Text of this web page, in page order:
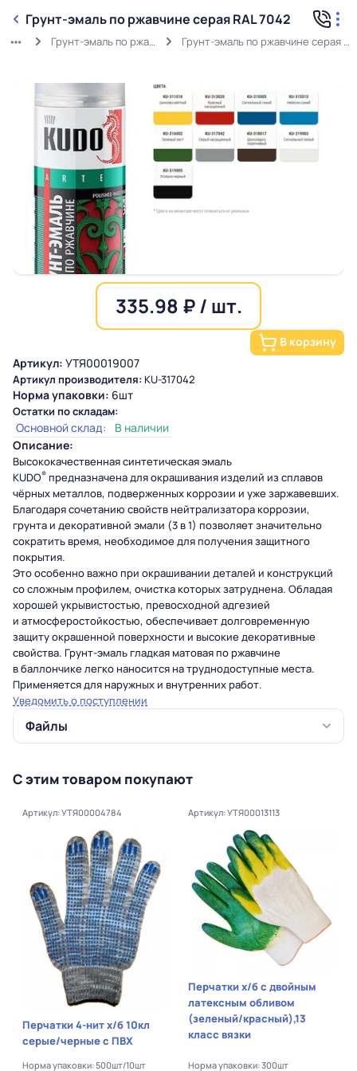
Грунт-эмаль по ржавчине серая RAL 7042
Грунт-эмаль по ржавчине Грунт-эмаль по ржавчине серая RAL 7042
335.98 ₽ / шт.
В корзину
Артикул: УТЯ00019007
Артикул производителя: KU-317042
Норма упаковки: 6шт
Остатки по складам:
Основной склад:
В наличии
Описание:
Высококачественная синтетическая эмаль
KUDO® предназначена для окрашивания изделий из сплавов
чёрных металлов, подверженных коррозии и уже заржавевших.
Благодаря сочетанию свойств нейтрализатора коррозии,
грунта и декоративной эмали (3 в 1) позволяет значительно
сократить время, необходимое для получения защитного
покрытия.
Это особенно важно при окрашивании деталей и конструкций
со сложным профилем, очистка которых затруднена. Обладая
хорошей укрывистостью, превосходной адгезией
и атмосферостойкостью, обеспечивает долговременную
защиту окрашенной поверхности и высокие декоративные
свойства. Грунт-эмаль гладкая матовая по ржавчине
в баллончике легко наносится на труднодоступные места.
Применяется для наружных и внутренних работ.
Уведомить о поступлении
Файлы
С этим товаром покупают
Артикул: УТЯ00004784
Перчатки 4-нит х/б 10кл
серые/черные с ПВХ
Норма упаковки: 500шт/10шт
Артикул: УТЯ00013113
Перчатки х/б с двойным
латексным обливом
(зеленый/красный),13
класс вязки
Норма упаковки: 300шт